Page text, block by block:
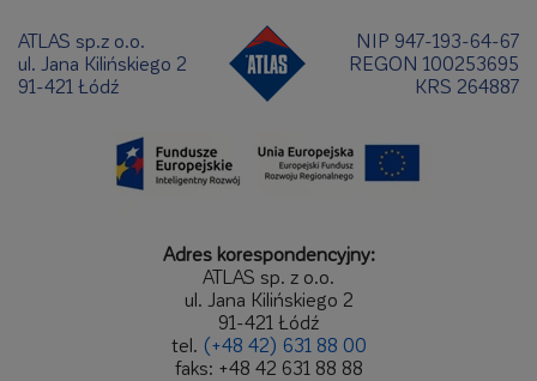
ATLAS sp.z o.o.
ul. Jana Kilińskiego 2
91-421 Łódź
NIP 947-193-64-67
REGON 100253695
KRS 264887
Adres korespondencyjny:
ATLAS sp. z o.o.
ul. Jana Kilińskiego 2
91-421 Łódź
tel. (+48 42) 631 88 00
faks: +48 42 631 88 88